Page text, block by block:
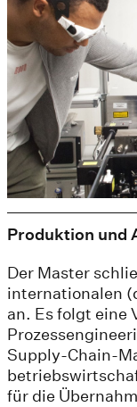
Produktion und
Der Master
internationalen
an. Es folgt eine
Supply-Chain-
für die